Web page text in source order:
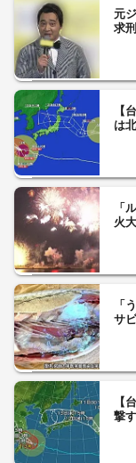
元
求
【
は
「
火
「
サ
【
撃